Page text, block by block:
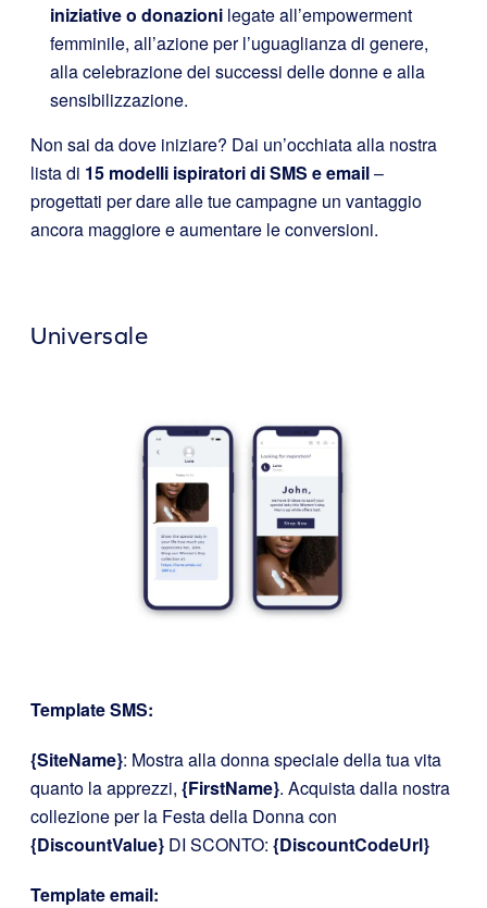
iniziative o donazioni legate all’empowerment
femminile, all’azione per l’uguaglianza di genere,
alla celebrazione dei successi delle donne e alla
sensibilizzazione.
Non sai da dove iniziare? Dai un’occhiata alla nostra
lista di 15 modelli ispiratori di SMS e email–
progettati per dare alle tue campagne un vantaggio
ancora maggiore e aumentare le conversioni.
Universale
Template SMS:
{SiteName}: Mostra alla donna speciale della tua vita
quanto la apprezzi, {FirstName}. Acquista dalla nostra
collezione per la Festa della Donna con
{DiscountValue} DI SCONTO: {DiscountCodeUrl}
Template email: